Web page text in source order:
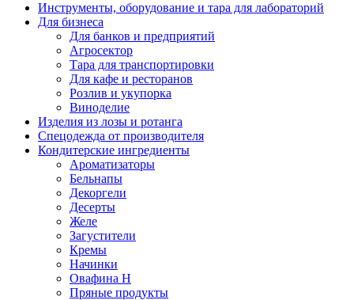
Инструменты, оборудование и тара для лабораторий
Для бизнеса
Для банков и предприятий
Агросектор
Тара для транспортировки
Для кафе и ресторанов
Розлив и укупорка
Виноделие
Изделия из лозы и ротанга
Спецодежда от производителя
Кондитерские ингредиенты
Ароматизаторы
Бельнапы
Декоргели
Десерты
Желe
Загустители
Кремы
Начинки
Овафина Н
Пряные продукты